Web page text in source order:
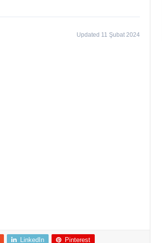
Updated 11 Şubat 2024
LinkedIn Pinterest